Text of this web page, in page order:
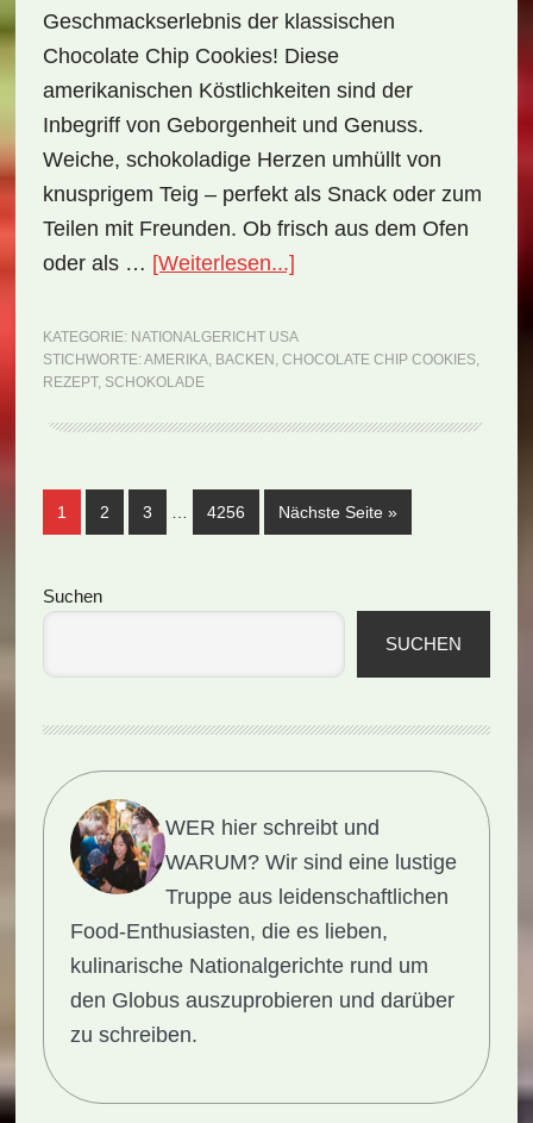
Geschmackserlebnis der klassischen
Chocolate Chip Cookies! Diese
amerikanischen Köstlichkeiten sind der
Inbegriff von Geborgenheit und Genuss.
Weiche, schokoladige Herzen umhüllt von
knusprigem Teig – perfekt als Snack oder zum
Teilen mit Freunden. Ob frisch aus dem Ofen
oder als … [Weiterlesen...]ÜberNationalgericht
Chocolate
Chip
(Rezept)
KATEGORIE: NATIONALGERICHT USA
STICHWORTE: AMERIKA, BACKEN , CHOCOLATE CHIP COOKIES,
REZEPT, SCHOKOLADE
Seite
1 Seite
2 Seite
3 Seite
4256 Nächste Seite aufrufen
»
Seitenspalte
Suchen
SUCHEN
WER hier schreibt und
WARUM? Wir sind eine lustige
Truppe aus leidenschaftlichen
Food-Enthusiasten, die es lieben,
kulinarische Nationalgerichte rund um
den Globus auszuprobieren und darüber
zu schreiben.